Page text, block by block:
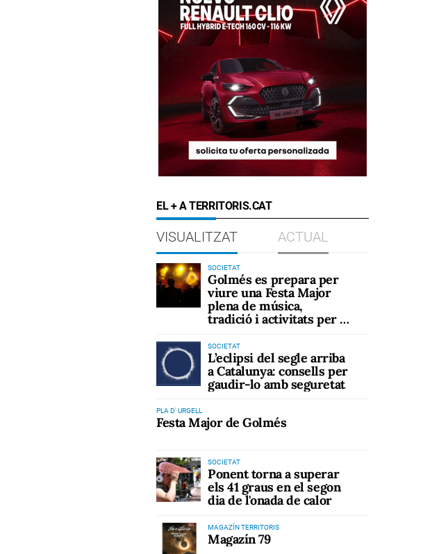
EL + A TERRITORIS.CAT
VISUALITZAT ACTUAL
SOCIETAT
Golmés es prepara per
viure una Festa Major
plena de música,
tradició i activitats per a
SOCIETAT
L’eclipsi del segle arriba
a Catalunya: consells per
gaudir-lo amb seguretat
PLA D' URGELL
Festa Major de Golmés
SOCIETAT
Ponent torna a superar
els 41 graus en el segon
dia de l'onada de calor
MAGAZÍN TERRITORIS
Magazín 79